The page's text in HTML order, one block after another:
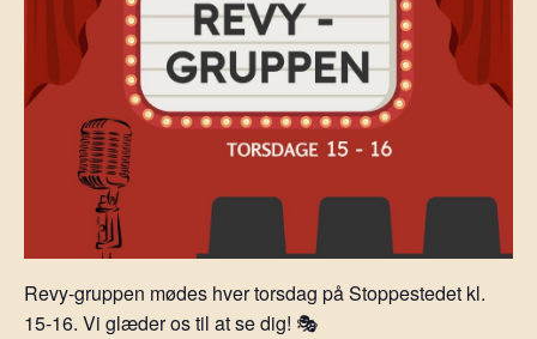
Revy-gruppen mødes hver torsdag på Stoppestedet kl.
15-16. Vi glæder os til at se dig! 🎭